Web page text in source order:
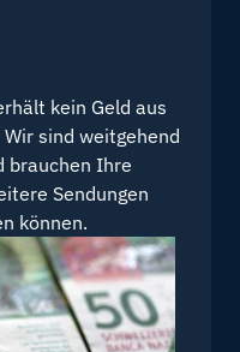
kein Geld aus
sind weitgehend
brauchen Ihre
Sendungen
können.